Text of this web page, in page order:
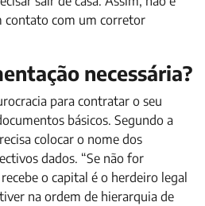
contato com um corretor
necessária?
para contratar o seu
básicos. Segundo a
colocar o nome dos
dados. “Se não for
o capital é o herdeiro legal
na ordem de hierarquia de